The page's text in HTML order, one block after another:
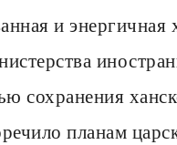
и
сохранения
планам